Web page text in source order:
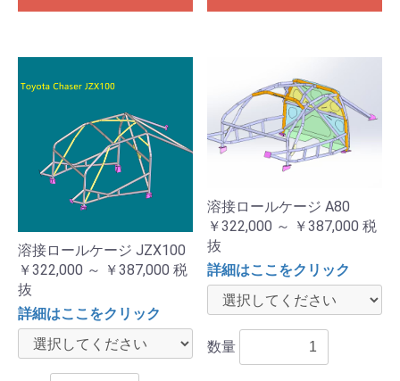
溶接ロールケージ JZX100
￥322,000 ～ ￥387,000 税
抜
詳細はここをクリック
溶接ロールケージ A80
￥322,000 ～ ￥387,000 税
抜
詳細はここをクリック
数量